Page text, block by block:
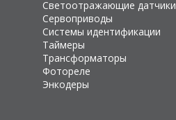
Светоотражающие датчики
Сервоприводы
Системы идентификации
Таймеры
Трансформаторы
Фотореле
Энкодеры